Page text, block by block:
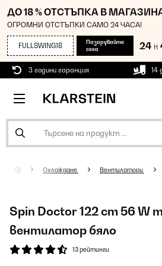
ДО 18 % ОТСТЪПКА В
ОГРОМНИ ОТСТЪПКИ САМО 24 ЧАСА!
FULLSWING18
Пазарувайте
сега
24 H
3 години гаранция 14
Охлаждане Вентилатори
Spin Doctor 122 cm 56 W
вентилатор бяло
13 рейтинги